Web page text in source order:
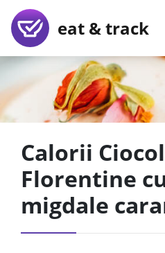
eat & track
Calorii
Florentine
migdale